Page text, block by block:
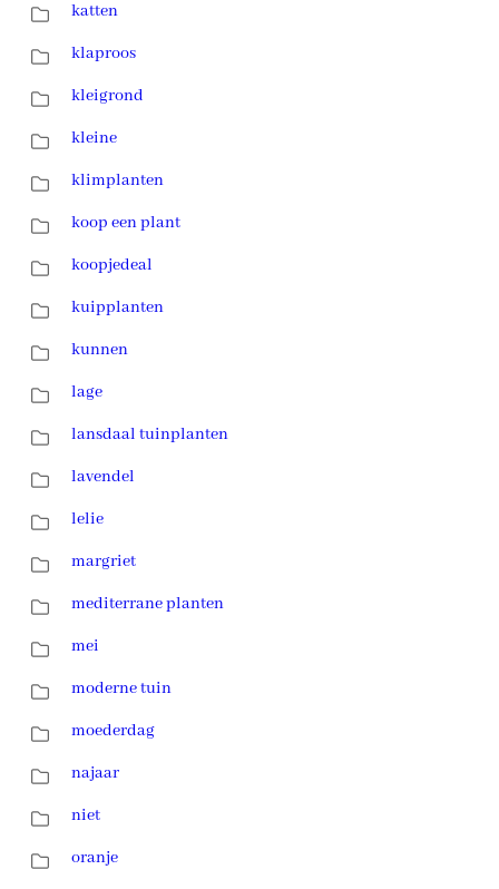
katten
klaproos
kleigrond
kleine
klimplanten
koop een plant
koopjedeal
kuipplanten
kunnen
lage
lansdaal tuinplanten
lavendel
lelie
margriet
mediterrane planten
mei
moderne tuin
moederdag
najaar
niet
oranje